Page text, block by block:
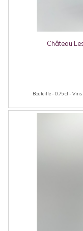
Château
Bouteille - 0.75 cl -